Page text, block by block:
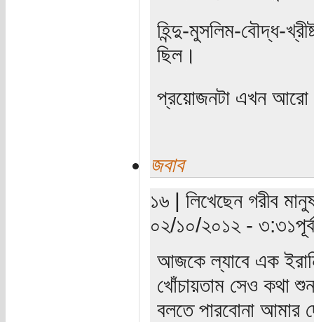
হিন্দু-মুসলিম-বৌদ্ধ-
ছিল।
প্রয়োজনটা এখন আরো
জবাব
১৬ | লিখেছেন গরীব
০২/১০/২০১২ -
আজকে ল্যাবে এক
খোঁচায়তাম সেও কথা
বলতে পারবোনা আমার